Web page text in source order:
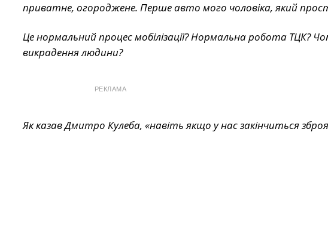
приватне, огороджене. Перше авто мого чоловіка, який
Це нормальний процес мобілізації? Нормальна робота ТЦК?
викрадення людини?
РЕКЛАМА
Як казав Дмитро Кулеба, «навіть якщо у нас закінчиться